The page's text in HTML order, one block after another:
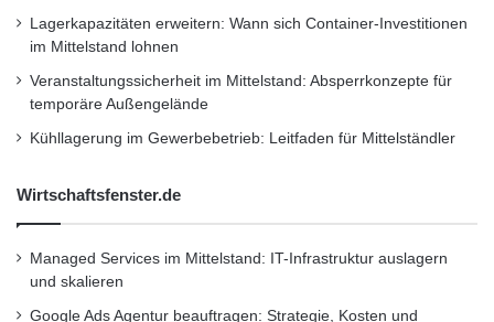
Lagerkapazitäten erweitern: Wann sich Container-Investitionen
im Mittelstand lohnen
Veranstaltungssicherheit im Mittelstand: Absperrkonzepte für
temporäre Außengelände
Kühllagerung im Gewerbebetrieb: Leitfaden für Mittelständler
Wirtschaftsfenster.de
Managed Services im Mittelstand: IT-Infrastruktur auslagern
und skalieren
Google Ads Agentur beauftragen: Strategie, Kosten und